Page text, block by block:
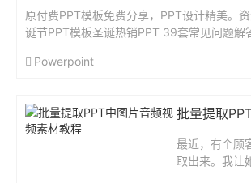
原付费PPT模板免费分享，PPT设计精美。
诞节PPT模板圣诞热销PPT 39套常见问题解
Powerpoint
批量提取
最近，有个顾
取出来。我让